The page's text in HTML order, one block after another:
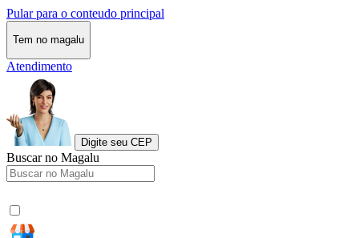
Pular para o conteudo principal
Tem no magalu
Atendimento
Digite seu CEP
Buscar no Magalu